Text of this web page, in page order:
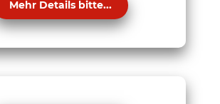
Mehr Details bitte...